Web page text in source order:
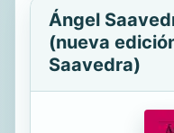
Ángel
(nueva
Saavedra)